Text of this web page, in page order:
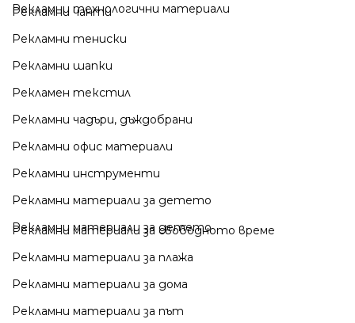
Рекламни технологични материали
Рекламни чанти
Рекламни тениски
Рекламни шапки
Рекламен текстил
Рекламни чадъри, дъждобрани
Рекламни офис материали
Рекламни инструменти
Рекламни материали за детето
Рекламни материали за детето
Рекламни материали за свободното време
Рекламни материали за плажа
Рекламни материали за дома
Рекламни материали за път